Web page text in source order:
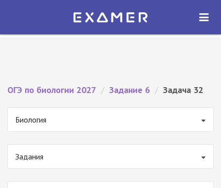
Экзамер — ЕГЭ 2027
ОТКРЫТЬ
ОГЭ по биологии 2027 / Задание 6 / Задача 32
Биология
Задания